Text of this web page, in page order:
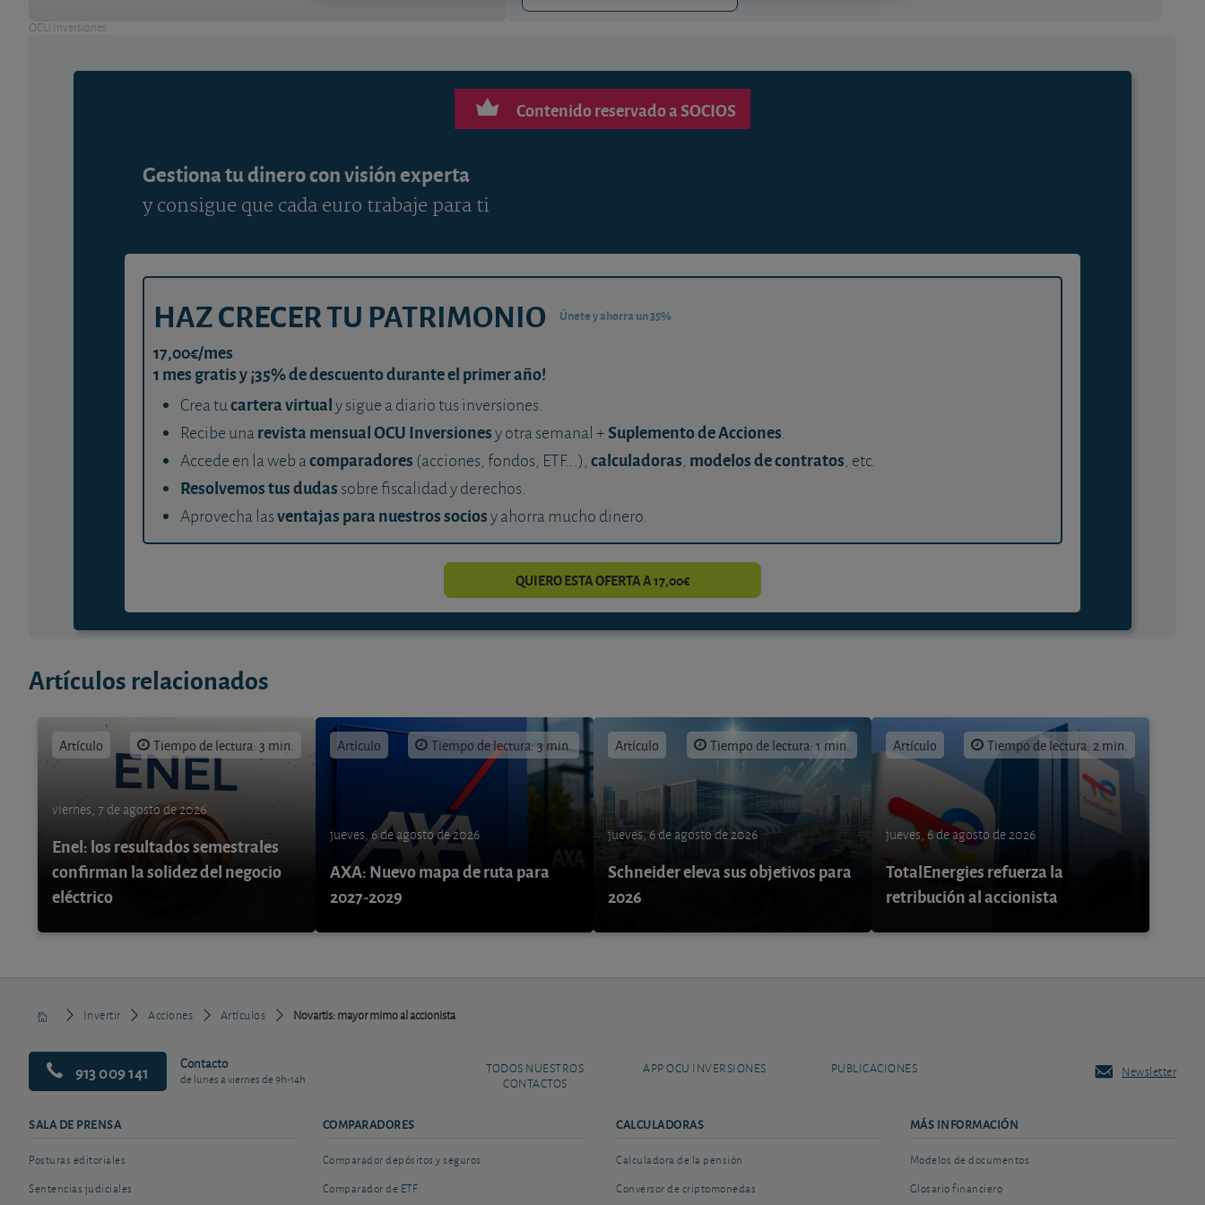
OCU Inversiones
Contenido reservado a SOCIOS
Gestiona tu dinero con visión experta
y consigue que cada euro trabaje para ti
HAZ CRECER TU PATRIMONIO Únete y ahorra un 35%
17,00€/mes
1 mes gratis y ¡35% de descuento durante el primer año!
Crea tucartera virtualy sigue a diario tus inversiones.
Recibe unarevista mensual OCU Inversionesy otra semanal +Suplemento de Acciones.
Accede en la web acomparadores (acciones, fondos, ETF...), calculadoras, modelos de contratos, etc.
Resolvemos tus dudas sobre fiscalidad y derechos.
Aprovecha lasventajas para nuestros sociosy ahorra mucho dinero.
QUIERO ESTA OFERTA A 17,00€
Artículos relacionados
Artículo Tiempo de lectura: 3 min.
viernes, 7 de agosto de 2026
Enel: los resultados semestrales
confirman la solidez del negocio
eléctrico
Artículo Tiempo de lectura: 3 min.
jueves, 6 de agosto de 2026
AXA: Nuevo mapa de ruta para
2027-2029
Artículo Tiempo de lectura: 1 min.
jueves, 6 de agosto de 2026
Schneider eleva sus objetivos para
2026
Artículo Tiempo de lectura: 2 min.
jueves, 6 de agosto de 2026
TotalEnergies refuerza la
retribución al accionista
Invertir Acciones Artículos Novartis: mayor mimo al accionista
913 009 141 Contacto
de lunes a viernes de 9h-14h
TODOS NUESTROS
CONTACTOS
APP OCU INVERSIONES PUBLICACIONES Newsletter
SALA DE PRENSA
Posturas editoriales
Sentencias judiciales
COMPARADORES
Comparador depósitos y seguros
Comparador de ETF
CALCULADORAS
Calculadora de la pensión
Conversor de criptomonedas
MÁS INFORMACIÓN
Modelos de documentos
Glosario financiero